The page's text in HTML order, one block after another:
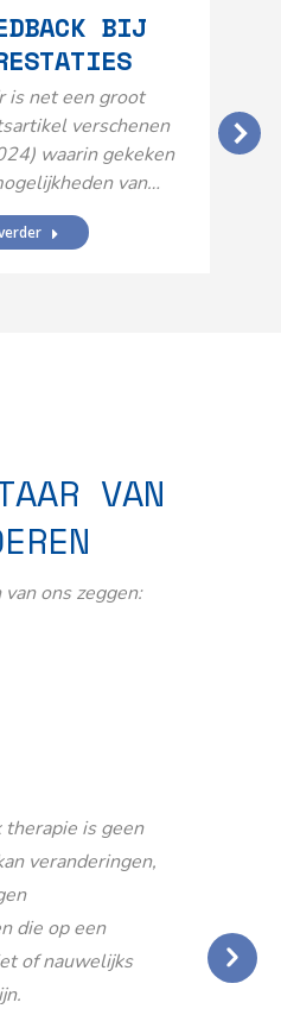
BIJ
is net een groot
verschenen
waarin gekeken
van…
VAN
ons zeggen:
therapie is geen
veranderingen,
die op een
of nauwelijks